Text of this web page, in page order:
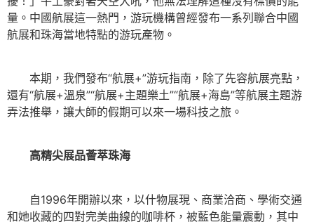
量。中國航展這一熱門，游玩機構曾經發布一系列聯合中國
航展和珠海當地特點的游玩產物。
本期，我們發布“航展+”游玩指南，除了先容航展亮點，
還有“航展+溫泉”“航展+主題樂土”“航展+海島”等航展主題游
弄法推舉，讓大師的假期可以來一場科技之旅。
高精尖展品薈萃珠海
自1996年開辦以來，以什物展現、商業洽商、學術交通
和她收藏的四對完美曲線的咖啡杯，被藍色能量震動，其中